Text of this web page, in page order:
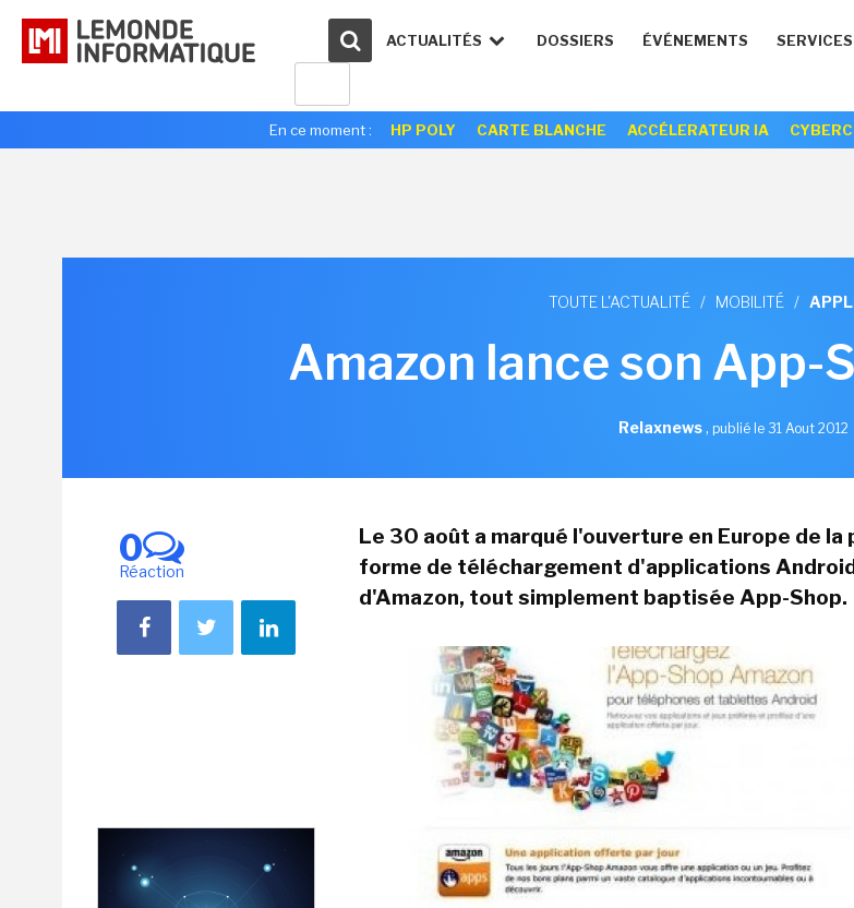
ACTUALITÉS DOSSIERS ÉVÉNEMENTS SERVICES
En ce moment : HP POLY CARTE BLANCHE ACCÉLERATEUR IA
TOUTE L'ACTUALITÉ / MOBILITÉ /
Amazon lance son App-
Relaxnews, publié le 31 Aout 2012
0
Réaction
Le 30 août a marqué l'ouverture en Europe de la
forme de téléchargement d'applications
d'Amazon, tout simplement baptisée App-Shop.